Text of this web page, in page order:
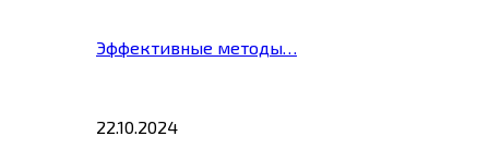
Эффективные методы…
22.10.2024